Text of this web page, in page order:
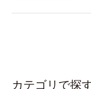
カテゴリで探